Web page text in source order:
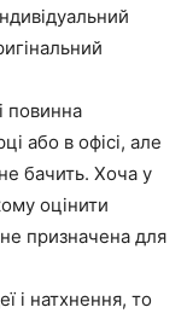
повинна
або в офісі, але
бачить. Хоча у
оцінити
не призначена для
і натхнення, то